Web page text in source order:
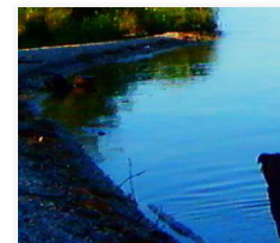
Es preciso que lo plano penetre
imposible definir el argumento de
crítica se materializa a partir de
pueden considerarse reflexiones.
elucubraciones que suceden tras
Ustedes juzguen. Adiós […]